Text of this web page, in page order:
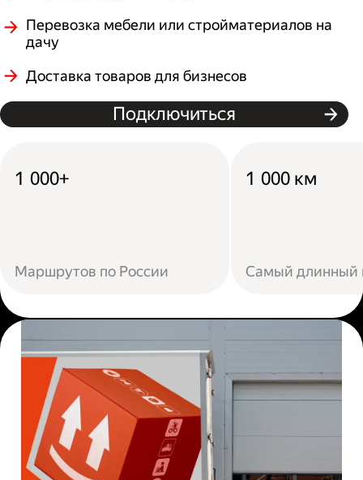
Перевозка мебели или стройматериалов на
дачу
Доставка товаров для бизнесов
Подключиться
1 000+
Маршрутов по России
1 000 км
Самый длинный